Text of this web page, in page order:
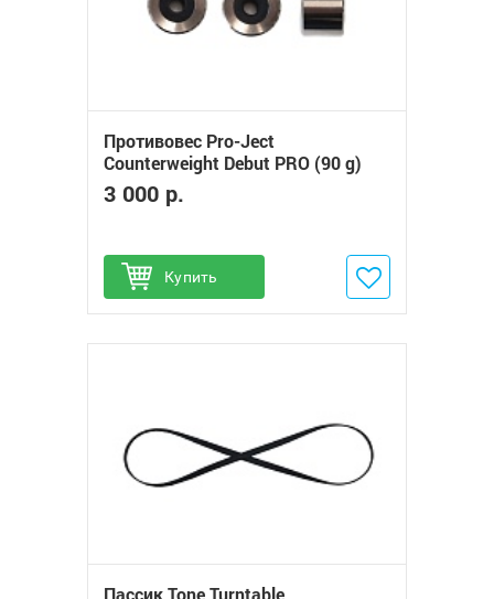
Противовес Pro-Ject
Counterweight Debut PRO (90 g)
3 000 р.
Купить
Добавить в избранное
Пассик Tone Turntable